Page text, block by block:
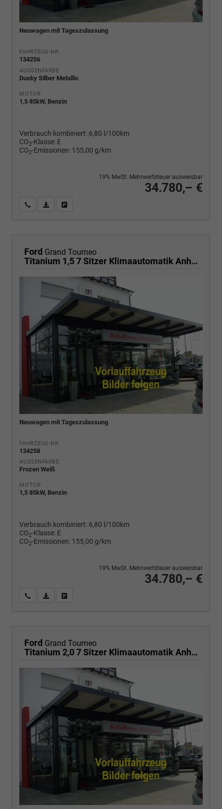
Neuwagen mit Tageszulassung
FAHRZEUG-NR.
134256
AUSSENFARBE
Dusky Silber Metallic
MOTOR
1,5 85kW, Benzin
Verbrauch kombiniert: 6,80 l/100km
CO2-Klasse: E
CO2-Emissionen: 155,00 g/km
34.780,– €
19% MwSt. Mehrwertsteuer ausweisbar
Wir rufen Sie anPDF-Fahrzeugexposé drucken
Ford Grand Tourneo
Titanium 1,5 7 Sitzer Klimaautomatik Anhängerkupplung Sitzheizung Einparkhilfe Kamera 17 Zoll Leichtmetall ACC
Neuwagen mit Tageszulassung
FAHRZEUG-NR.
134258
AUSSENFARBE
Frozen Weiß
MOTOR
1,5 85kW, Benzin
Verbrauch kombiniert: 6,80 l/100km
CO2-Klasse: E
CO2-Emissionen: 155,00 g/km
34.780,– €
19% MwSt. Mehrwertsteuer ausweisbar
Wir rufen Sie anPDF-Fahrzeugexposé drucken
Ford Grand Tourneo
Titanium 2,0 7 Sitzer Klimaautomatik Anhängerkupplung Sitzheizung Einparkhilfe Kamera 17 Zoll Leichtmetall ACC